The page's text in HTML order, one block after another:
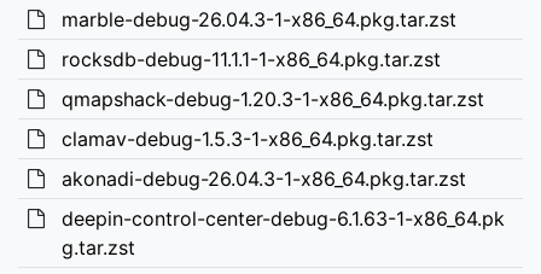
marble-debug-26.04.3-1-x86_64.pkg.tar.zst
rocksdb-debug-11.1.1-1-x86_64.pkg.tar.zst
qmapshack-debug-1.20.3-1-x86_64.pkg.tar.zst
clamav-debug-1.5.3-1-x86_64.pkg.tar.zst
akonadi-debug-26.04.3-1-x86_64.pkg.tar.zst
deepin-control-center-debug-6.1.63-1-x86_64.pk
g.tar.zst